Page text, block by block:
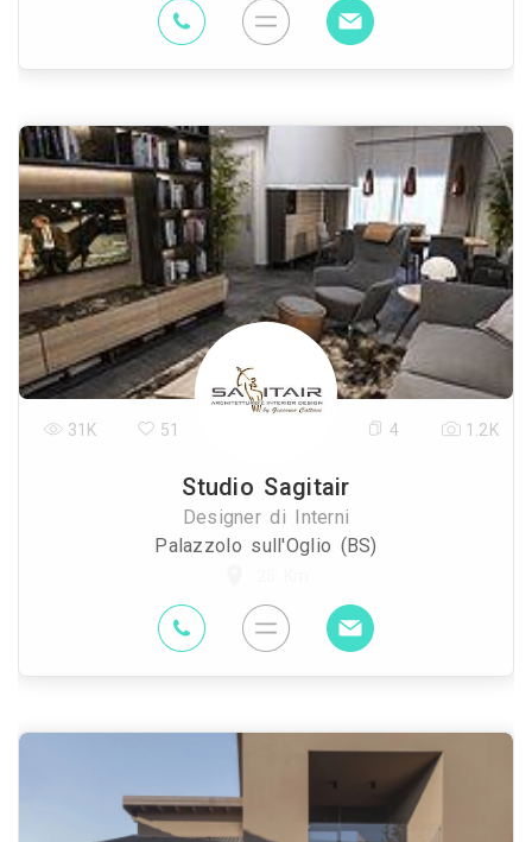
Studio Sagitair
Designer di Interni
Palazzolo sull'Oglio (BS)
31K 51 4 1.2K